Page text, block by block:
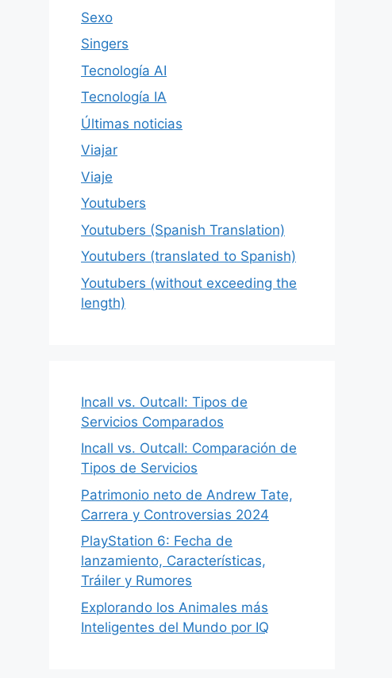
Sexo
Singers
Tecnología AI
Tecnología IA
Últimas noticias
Viajar
Viaje
Youtubers
Youtubers (Spanish Translation)
Youtubers (translated to Spanish)
Youtubers (without exceeding the
length)
Incall vs. Outcall: Tipos de
Servicios Comparados
Incall vs. Outcall: Comparación de
Tipos de Servicios
Patrimonio neto de Andrew Tate,
Carrera y Controversias 2024
PlayStation 6: Fecha de
lanzamiento, Características,
Tráiler y Rumores
Explorando los Animales más
Inteligentes del Mundo por IQ